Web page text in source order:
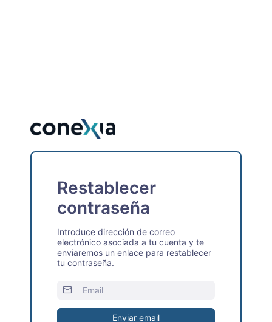
Restablecer
contraseña
Introduce dirección de correo
electrónico asociada a tu cuenta y te
enviaremos un enlace para restablecer
tu contraseña.
Enviar email